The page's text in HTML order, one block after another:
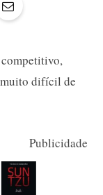
muito difícil de
Publicidade